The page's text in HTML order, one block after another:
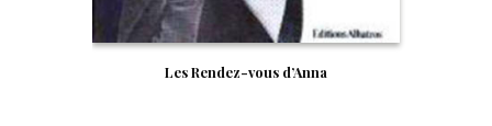
Les Rendez-vous d’Anna